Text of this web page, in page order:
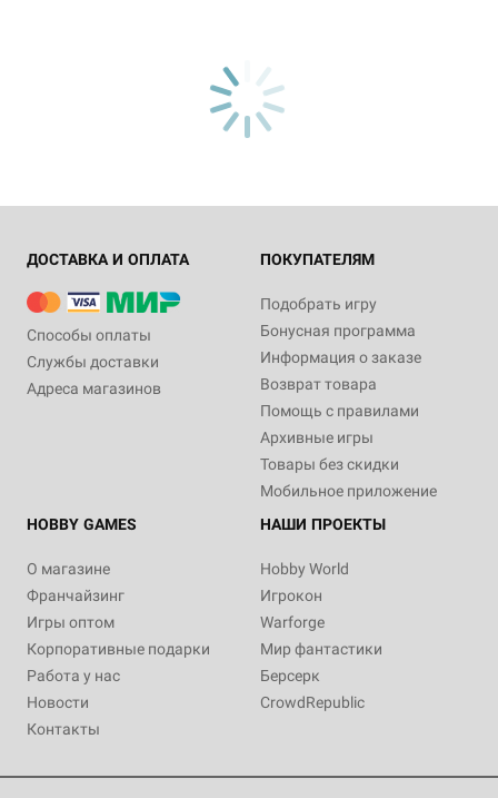
ДОСТАВКА И ОПЛАТА
Способы оплаты
Службы доставки
Адреса магазинов
ПОКУПАТЕЛЯМ
Подобрать игру
Бонусная программа
Информация о заказе
Возврат товара
Помощь с правилами
Архивные игры
Товары без скидки
Мобильное приложение
HOBBY GAMES
О магазине
Франчайзинг
Игры оптом
Корпоративные подарки
Работа у нас
Новости
Контакты
НАШИ ПРОЕКТЫ
Hobby World
Игрокон
Warforge
Мир фантастики
Берсерк
CrowdRepublic